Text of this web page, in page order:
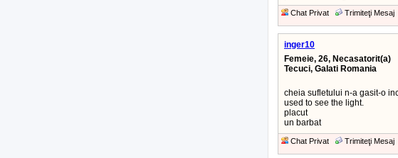
Chat Privat Trimiteţi Mesaj
inger10
Femeie, 26, Necasatorit(a)
Tecuci, Galati Romania
cheia sufletului n-a gasit-o
used to see the light.
placut
un barbat
Chat Privat Trimiteţi Mesaj